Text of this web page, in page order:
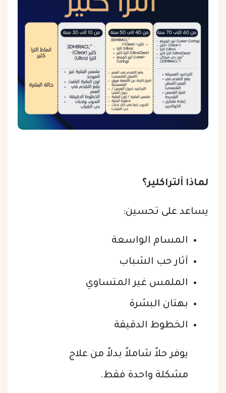
لماذا ألتراكلير؟
يساعد على تحسين:
المسام الواسعة
آثار حب الشباب
الملمس غير المتساوي
بهتان البشرة
الخطوط الدقيقة
يوفر حلاً شاملاً بدلاً من علاج
مشكلة واحدة فقط.